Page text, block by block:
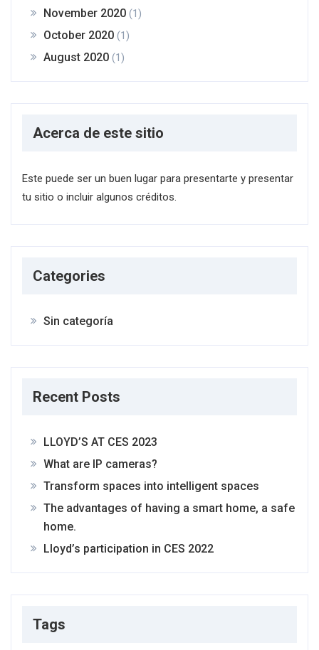
November 2020 (1)
October 2020 (1)
August 2020 (1)
Acerca de este sitio
Este puede ser un buen lugar para presentarte y presentar
tu sitio o incluir algunos créditos.
Categories
Sin categoría
Recent Posts
LLOYD’S AT CES 2023
What are IP cameras?
Transform spaces into intelligent spaces
The advantages of having a smart home, a safe
home.
Lloyd’s participation in CES 2022
Tags